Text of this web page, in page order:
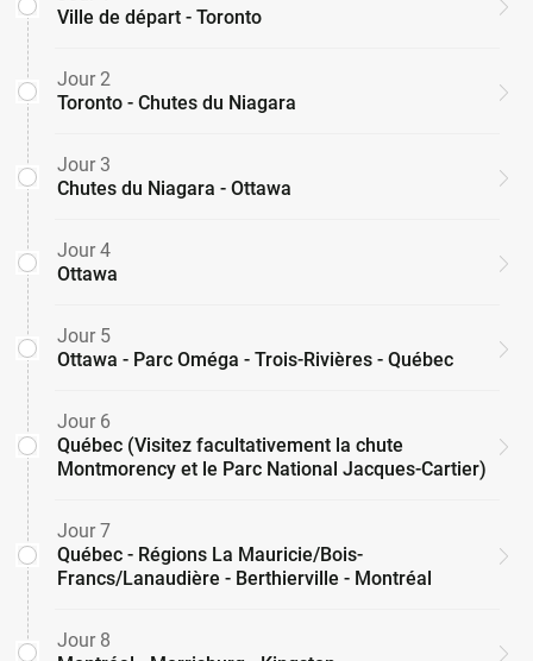
Ville de départ - Toronto
Jour 2
Toronto - Chutes du Niagara
Jour 3
Chutes du Niagara - Ottawa
Jour 4
Ottawa
Jour 5
Ottawa - Parc Oméga - Trois-Rivières - Québec
Jour 6
Québec (Visitez facultativement la chute
Montmorency et le Parc National Jacques-Cartier)
Jour 7
Québec - Régions La Mauricie/Bois-
Francs/Lanaudière - Berthierville - Montréal
Jour 8